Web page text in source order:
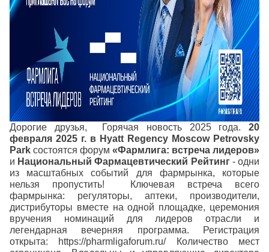
Дорогие друзья, Горячая новость 2025 года.20
февраля 2025 г. в Hyatt Regency Moscow Petrovsky
Park состоятся форум «Фармлига: встреча лидеров»
и Национальный Фармацевтический Рейтинг- одни
из масштабных событий для фармрынка, которые
нельзя пропустить!
Ключевая встреча всего
фармрынка: регуляторы, аптеки, производители,
дистрибуторы вместе на одной площадке, церемония
вручения номинаций для лидеров отрасли и
легендарная вечерняя программа. Регистрация
открыта: https://pharmligaforum.ru/Количество мест